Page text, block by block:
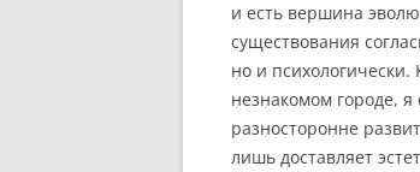
и есть вершина
существования
но и
незнакомом городе,
разносторонне
лишь доставляет